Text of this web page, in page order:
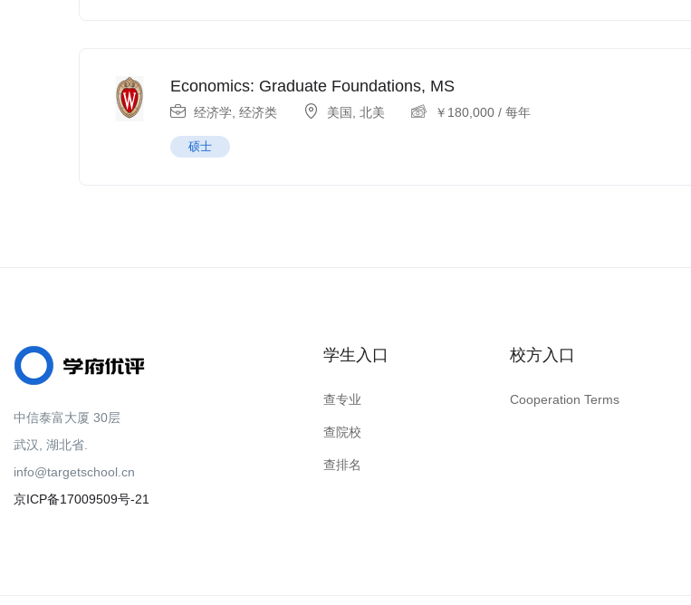
Economics: Graduate Foundations, MS
经济学 经济类 美国 北美 ￥ 180,000 / 每年
硕士
中信泰富大厦 30层
武汉, 湖北省.
info@targetschool.cn
京ICP备17009509号-21
学生入口
查专业
查院校
查排名
校方入口
Cooperation Terms